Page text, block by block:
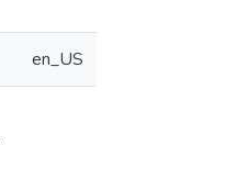
en_US